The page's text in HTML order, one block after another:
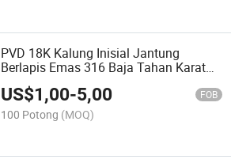
PVD 18K Kalung Inisial Jantung
Berlapis Emas 316 Baja Tahan Karat
Wanita Trendy
US$1,00-5,00 FOB
100 Potong (MOQ)